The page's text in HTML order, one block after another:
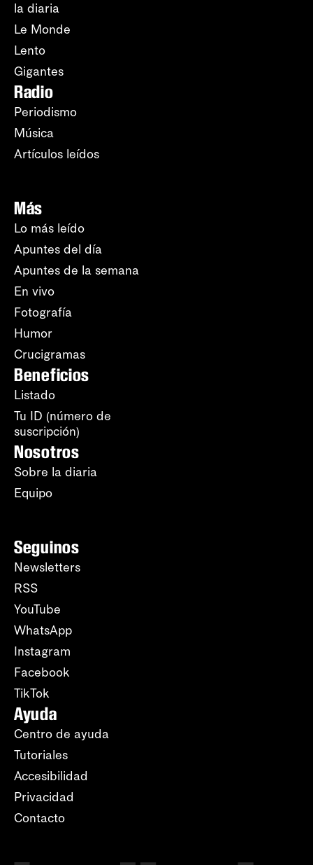
la diaria
Le Monde
Lento
Gigantes
Radio
Periodismo
Música
Artículos leídos
Más
Lo más leído
Apuntes del día
Apuntes de la semana
En vivo
Fotografía
Humor
Crucigramas
Beneficios
Listado
Tu ID (número de
suscripción)
Nosotros
Sobre la diaria
Equipo
Seguinos
Newsletters
RSS
YouTube
WhatsApp
Instagram
Facebook
TikTok
Ayuda
Centro de ayuda
Tutoriales
Accesibilidad
Privacidad
Contacto